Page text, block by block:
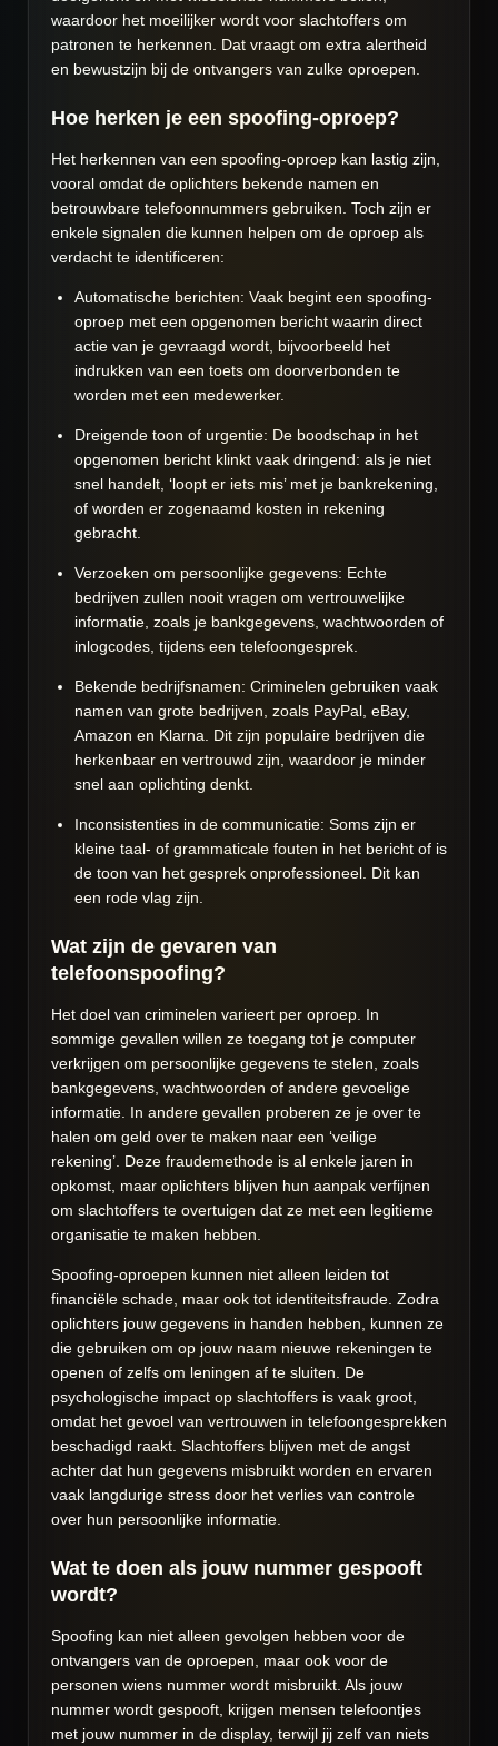
waardoor het moeilijker wordt voor slachtoffers om
patronen te herkennen. Dat vraagt om extra alertheid
en bewustzijn bij de ontvangers van zulke oproepen.
Hoe herken je een spoofing-oproep?
Het herkennen van een spoofing-oproep kan lastig zijn,
vooral omdat de oplichters bekende namen en
betrouwbare telefoonnummers gebruiken. Toch zijn er
enkele signalen die kunnen helpen om de oproep als
verdacht te identificeren:
Automatische berichten: Vaak begint een spoofing-
oproep met een opgenomen bericht waarin direct
actie van je gevraagd wordt, bijvoorbeeld het
indrukken van een toets om doorverbonden te
worden met een medewerker.
Dreigende toon of urgentie: De boodschap in het
opgenomen bericht klinkt vaak dringend: als je niet
snel handelt, ‘loopt er iets mis’ met je bankrekening,
of worden er zogenaamd kosten in rekening
gebracht.
Verzoeken om persoonlijke gegevens: Echte
bedrijven zullen nooit vragen om vertrouwelijke
informatie, zoals je bankgegevens, wachtwoorden of
inlogcodes, tijdens een telefoongesprek.
Bekende bedrijfsnamen: Criminelen gebruiken vaak
namen van grote bedrijven, zoals PayPal, eBay,
Amazon en Klarna. Dit zijn populaire bedrijven die
herkenbaar en vertrouwd zijn, waardoor je minder
snel aan oplichting denkt.
Inconsistenties in de communicatie: Soms zijn er
kleine taal- of grammaticale fouten in het bericht of is
de toon van het gesprek onprofessioneel. Dit kan
een rode vlag zijn.
Wat zijn de gevaren van
telefoonspoofing?
Het doel van criminelen varieert per oproep. In
sommige gevallen willen ze toegang tot je computer
verkrijgen om persoonlijke gegevens te stelen, zoals
bankgegevens, wachtwoorden of andere gevoelige
informatie. In andere gevallen proberen ze je over te
halen om geld over te maken naar een ‘veilige
rekening’. Deze fraudemethode is al enkele jaren in
opkomst, maar oplichters blijven hun aanpak verfijnen
om slachtoffers te overtuigen dat ze met een legitieme
organisatie te maken hebben.
Spoofing-oproepen kunnen niet alleen leiden tot
financiële schade, maar ook tot identiteitsfraude. Zodra
oplichters jouw gegevens in handen hebben, kunnen ze
die gebruiken om op jouw naam nieuwe rekeningen te
openen of zelfs om leningen af te sluiten. De
psychologische impact op slachtoffers is vaak groot,
omdat het gevoel van vertrouwen in telefoongesprekken
beschadigd raakt. Slachtoffers blijven met de angst
achter dat hun gegevens misbruikt worden en ervaren
vaak langdurige stress door het verlies van controle
over hun persoonlijke informatie.
Wat te doen als jouw nummer gespooft
wordt?
Spoofing kan niet alleen gevolgen hebben voor de
ontvangers van de oproepen, maar ook voor de
personen wiens nummer wordt misbruikt. Als jouw
nummer wordt gespooft, krijgen mensen telefoontjes
met jouw nummer in de display, terwijl jij zelf van niets